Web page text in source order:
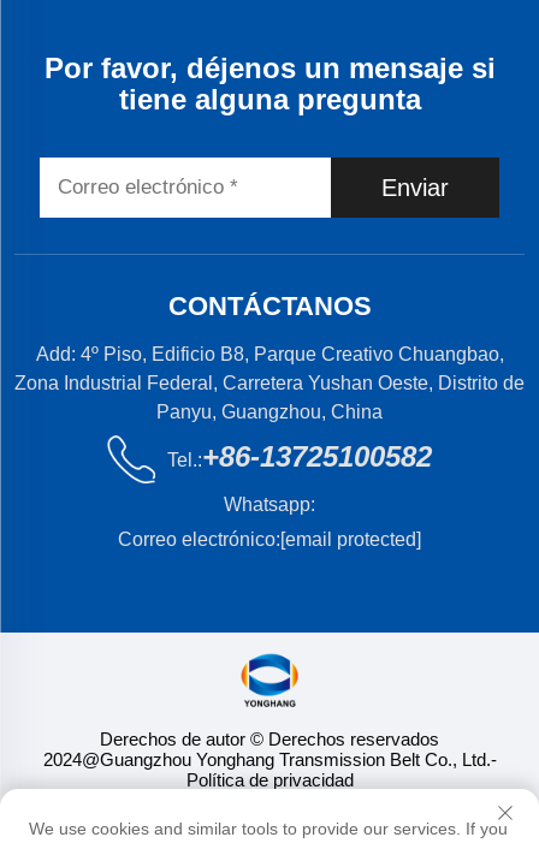
Por favor, déjenos un mensaje si
tiene alguna pregunta
Enviar
CONTÁCTANOS
Add: 4º Piso, Edificio B8, Parque Creativo Chuangbao,
Zona Industrial Federal, Carretera Yushan Oeste, Distrito de
Panyu, Guangzhou, China
Tel.:+86-13725100582
Whatsapp:
Correo electrónico:[email protected]
Derechos de autor © Derechos reservados
2024@Guangzhou Yonghang Transmission Belt Co., Ltd.-
Política de privacidad
We use cookies and similar tools to provide our services. If you